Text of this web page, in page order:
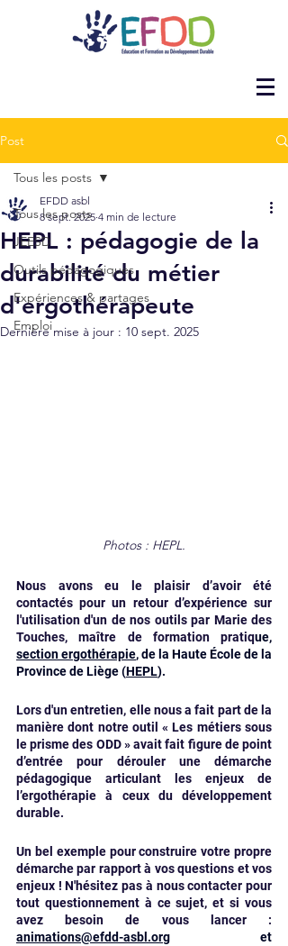
Post
Tous les posts
JEESD
Outils pédagogiques
Expériences & partages
Emploi
Tous les posts
HEPL : pédagogie de la
durabilité du métier
d'ergothérapeute
EFDD asbl
8 sept. 2025 4 min de lecture
Dernière mise à jour : 10 sept. 2025
Photos : HEPL.
Nous avons eu le plaisir d’avoir été
contactés pour un retour d’expérience sur
l'utilisation d'un de nos outils par Marie des
Touches, maître de formation pratiq
section ergothérapie, de la Haute École de la
Province de Liège (HEPL).
Lors d'un entretien, elle nous a fait part de la
manière dont notre outil « Les métiers sous
le prisme des ODD » avait fait figure de point
d’entrée pour dérouler une démarche
pédagogique articulant les enjeux de
l’ergothérapie à ceux du développement
durable.
Un bel exemple pour construire votre propre
démarche par rapport à vos questions et vos
enjeux ! N'hésitez pas à nous contacter pour
tout questionnement à ce sujet, et si vous
avez besoin de vous lancer :
animations@efdd-asbl.org